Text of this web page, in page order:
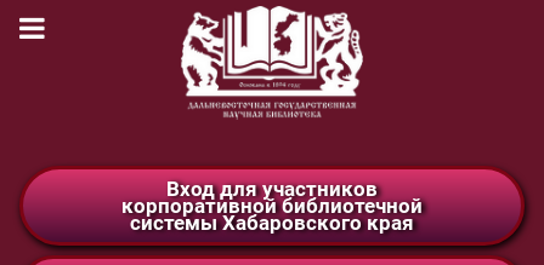
Вход для участников
корпоративной библиотечной
системы Хабаровского края